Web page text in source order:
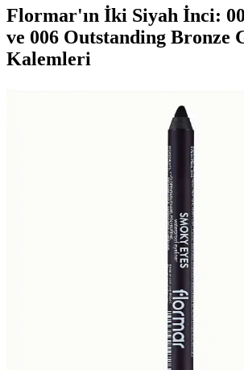
Flormar'ın İki Siyah İnci:
ve 006 Outstanding Bronze
Kalemleri